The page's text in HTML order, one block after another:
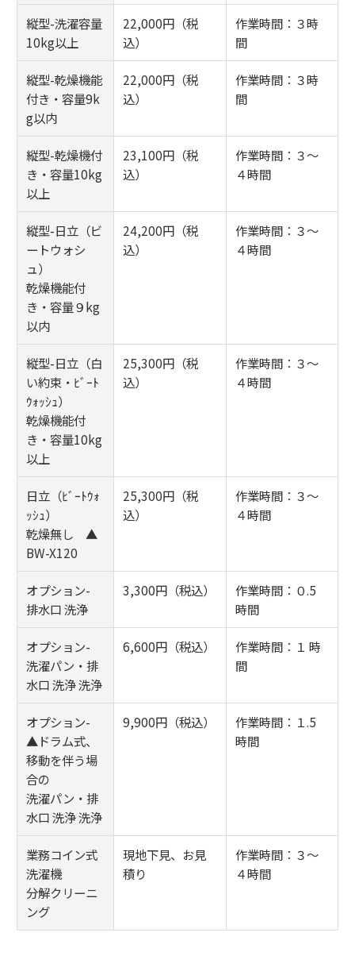
縦型-洗濯容量
10kg以上
22,000円（税
込）
作業時間：３時
間
縦型-乾燥機能
付き・容量9k
g以内
22,000円（税
込）
作業時間：３時
間
縦型-乾燥機付
き・容量10kg
以上
23,100円（税
込）
作業時間：３～
４時間
縦型-日立（ビ
ートウォシ
ュ）
乾燥機能付
き・容量９kg
以内
24,200円（税
込）
作業時間：３～
４時間
縦型-日立（白
い約束・ﾋﾞｰﾄ
ｳｫｯｼｭ）
乾燥機能付
き・容量10kg
以上
25,300円（税
込）
作業時間：３～
４時間
日立（ﾋﾞｰﾄｳｫ
ｯｼｭ）
乾燥無し ▲
BW-X120
25,300円（税
込）
作業時間：３～
４時間
オプション-
排水口 洗浄
3,300円（税込）
作業時間：０.5
時間
オプション-
洗濯パン・排
水口 洗浄 洗浄
6,600円（税込）
作業時間：１ 時
間
オプション-
▲ドラム式、
移動を伴う場
合の
洗濯パン・排
水口 洗浄 洗浄
9,900円（税込）
作業時間：１.5
時間
業務コイン式
洗濯機
分解クリーニ
ング
現地下見、お見
積り
作業時間：３～
４時間